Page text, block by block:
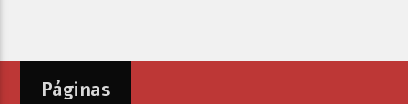
Páginas